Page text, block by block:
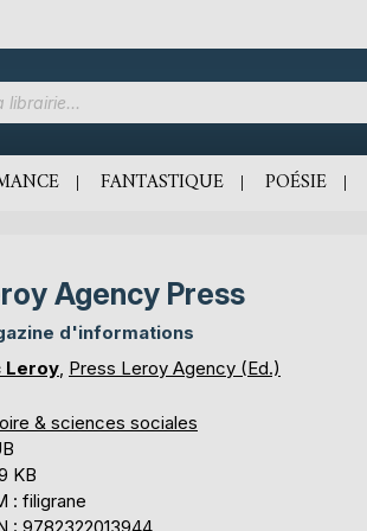
FANTASTIQUE POÉSIE
Agency Press
d'informations
Leroy, Press Leroy Agency (Ed.)
& sciences sociales
KB
: filigrane